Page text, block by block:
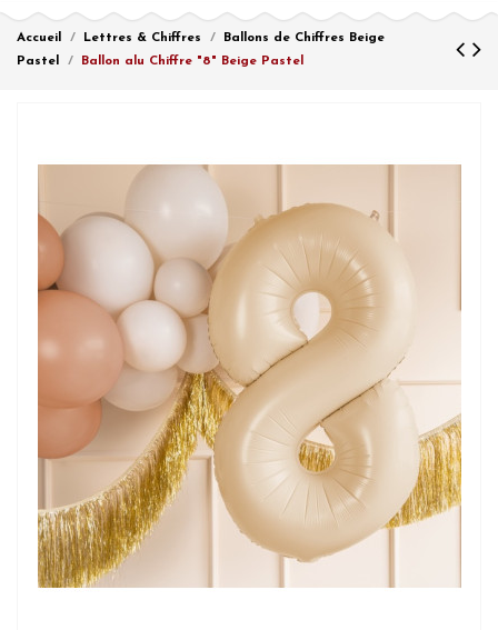
Accueil Lettres & Chiffres
Ballons de Chiffres Beige
Pastel
Ballon alu Chiffre "8" Beige Pastel